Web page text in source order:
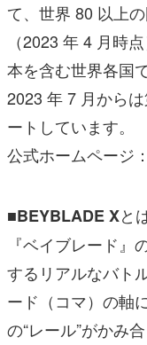
て、世界 80 以上
（2023 年 4 月時
本を含む世界各国
2023 年 7 月から
ートしています。
公式ホームページ：
■BEYBLADE Xと
『ベイブレード
するリアルなバト
ード（コマ）の軸
の“レール”がかみ